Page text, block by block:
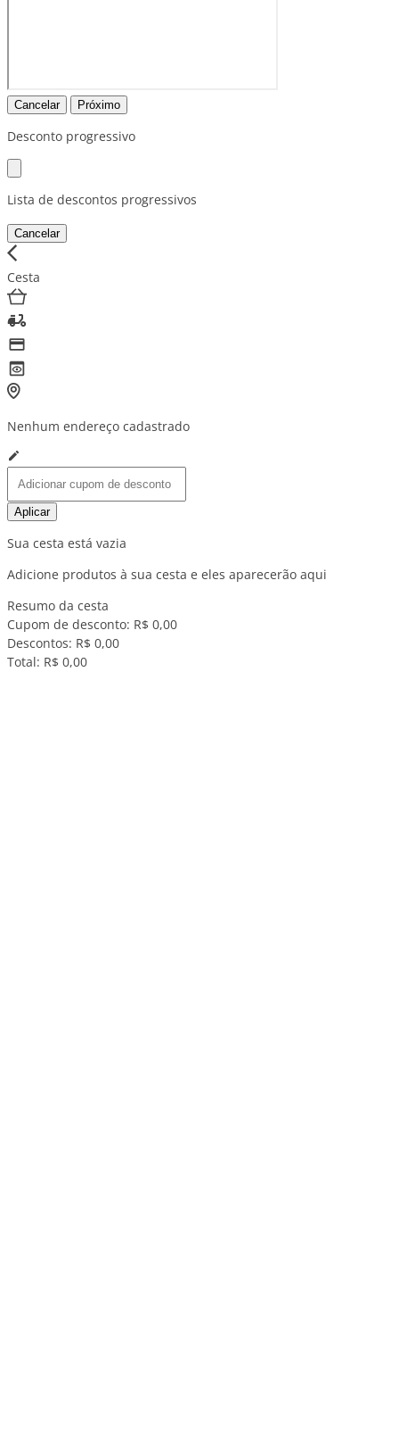
Cancelar Próximo
Desconto progressivo
Lista de descontos progressivos
Cancelar
Cesta
Nenhum endereço cadastrado
Aplicar
Sua cesta está vazia
Adicione produtos à sua cesta e eles aparecerão aqui
Resumo da cesta
Cupom de desconto: R$ 0,00
Descontos: R$ 0,00
Total: R$ 0,00